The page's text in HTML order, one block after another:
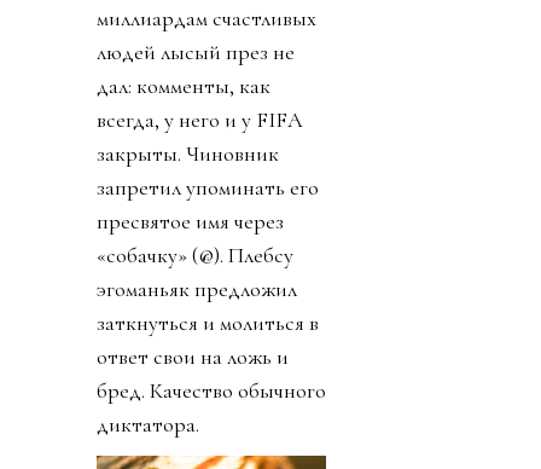
отказали во въезде, а
футболистов Ирана
заставляли после по
окончании матчей
незамедлительно
улетать за пределы
США). Шанса
подтвердить свои слова
тем самым миллионам и
миллиардам счастливых
людей лысый през не
дал: комменты, как
всегда, у него и у FIFA
закрыты. Чиновник